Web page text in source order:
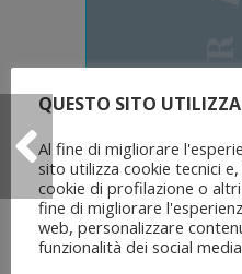
QUESTO SITO
Al fine di migliorare
sito utilizza cookie tecnici
cookie di profilazione o
fine di migliorare
web, personalizzare
funzionalità dei social